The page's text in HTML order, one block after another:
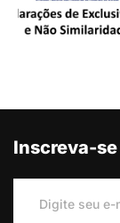
Inscreva-